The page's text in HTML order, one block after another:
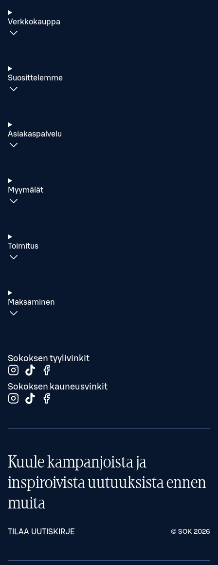
Verkkokauppa
Suosittelemme
Asiakaspalvelu
Myymälät
Toimitus
Maksaminen
Sokoksen tyylivinkit
Sokoksen kauneusvinkit
Kuule kampanjoista ja
inspiroivista uutuuksista ennen
muita
TILAA UUTISKIRJE © SOK 2026